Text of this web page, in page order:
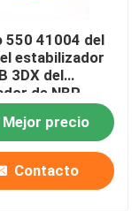
550 41004 del
estabilizador
3DX del
de NBR
Mejor precio
Contacto